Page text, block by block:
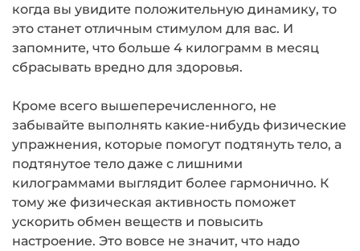
когда вы увидите положительную динамику, то
это станет отличным стимулом для вас. И
запомните, что больше 4 килограмм в месяц
сбрасывать вредно для здоровья.
Кроме всего вышеперечисленного, не
забывайте выполнять какие-нибудь физические
упражнения, которые помогут подтянуть тело, а
подтянутое тело даже с лишними
килограммами выглядит более гармонично. К
тому же физическая активность поможет
ускорить обмен веществ и повысить
настроение. Это вовсе не значит, что надо